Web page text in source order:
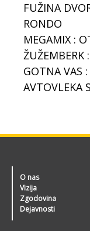
FUŽINA
RONDO
MEGAMIX :
ŽUŽEMBERK
GOTNA VAS
AVTOVLEKA
O nas
Vizija
Zgodovina
Dejavnosti